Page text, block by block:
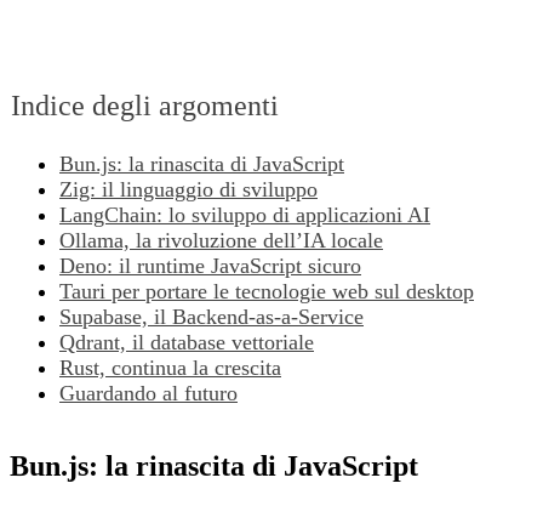
Indice degli argomenti
Bun.js: la rinascita di JavaScript
Zig: il linguaggio di sviluppo
LangChain: lo sviluppo di applicazioni AI
Ollama, la rivoluzione dell’IA locale
Deno: il runtime JavaScript sicuro
Tauri per portare le tecnologie web sul desktop
Supabase, il Backend-as-a-Service
Qdrant, il database vettoriale
Rust, continua la crescita
Guardando al futuro
Bun.js: la rinascita di JavaScript